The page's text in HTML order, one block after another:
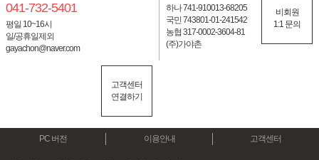
041-732-5401
평일 10~16시
일/공휴일제외
gayachon@naver.com
고객센터
연결하기
하나 741-910013-68205
국민 743801-01-241542
농협 317-0002-3604-81
(주)가야촌
비회원
1:1 문의
PC 버전 이용안내 고객센터